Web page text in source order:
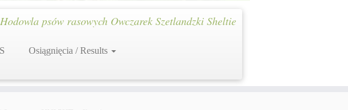
psów rasowych Owczarek Szetlandzki Sheltie
Osiągnięcia / Results